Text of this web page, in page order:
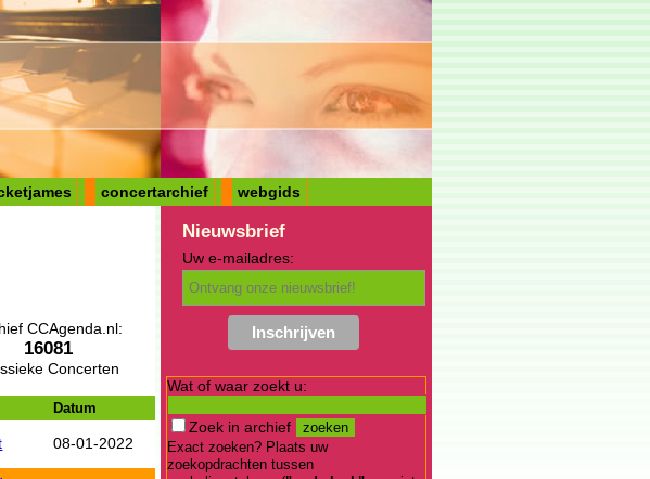
concertarchief webgids
CCAgenda.nl:
16081
Concerten
Datum
08-01-2022
Nieuwsbrief
Uw e-mailadres:
Wat of waar zoekt u:
Zoek in archief
Exact zoeken? Plaats uw
zoekopdrachten tussen